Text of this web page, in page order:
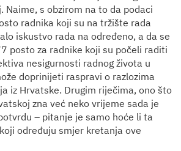
Naime, s obzirom na to da podaci
radnika koji su na tržište rada
iskustvo rada na određeno, a da se
posto za radnike koji su počeli raditi
nesigurnosti radnog života u
doprinijeti raspravi o razlozima
iz Hrvatske. Drugim riječima, ono što
zna već neko vrijeme sada je
– pitanje je samo hoće li ta
određuju smjer kretanja ove